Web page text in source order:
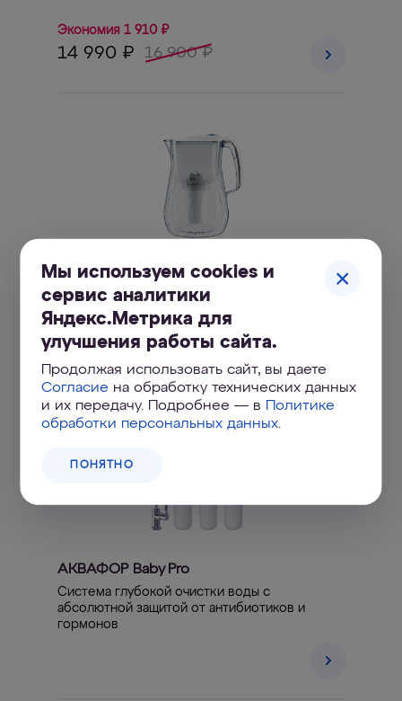
Экономия 1 910 ₽
14 990 ₽ 16 900 ₽
АКВАФОР Орлеан А5
Изящный небьющийся кувшин с увеличенным
ресурсом модуля и минерализацией магнием
АКВАФОР Baby Pro
Система глубокой очистки воды с
абсолютной защитой от антибиотиков и
гормонов
Мы используем cookies и
сервис аналитики
Яндекс.Метрика для
улучшения работы сайта.
Продолжая использовать сайт, вы даете
Согласие на обработку технических данных
и их передачу. Подробнее — в
Политике
обработки персональных данных.
ПОНЯТНО